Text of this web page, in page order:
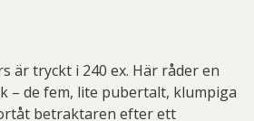
är tryckt i 240 ex. Här råder en
– de fem, lite pubertalt, klumpiga
betraktaren efter ett